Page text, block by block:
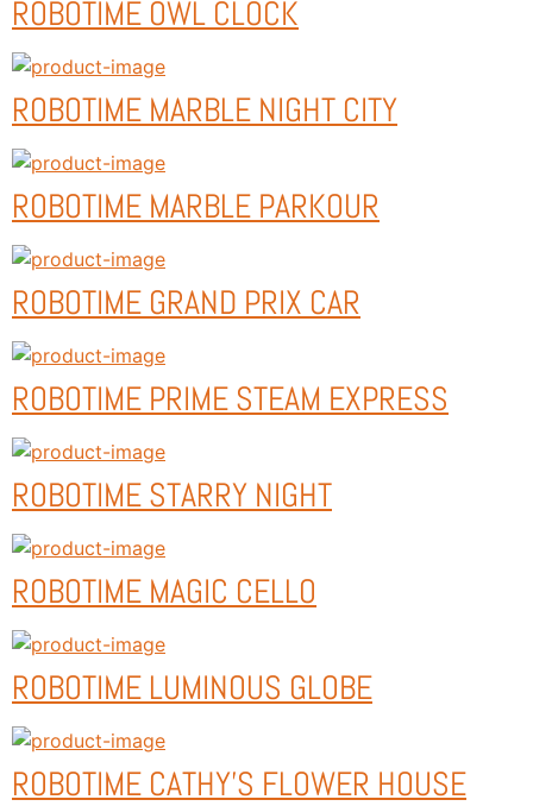
ROBOTIME OWL CLOCK
ROBOTIME MARBLE NIGHT CITY
ROBOTIME MARBLE PARKOUR
ROBOTIME GRAND PRIX CAR
ROBOTIME PRIME STEAM EXPRESS
ROBOTIME STARRY NIGHT
ROBOTIME MAGIC CELLO
ROBOTIME LUMINOUS GLOBE
ROBOTIME CATHY'S FLOWER HOUSE